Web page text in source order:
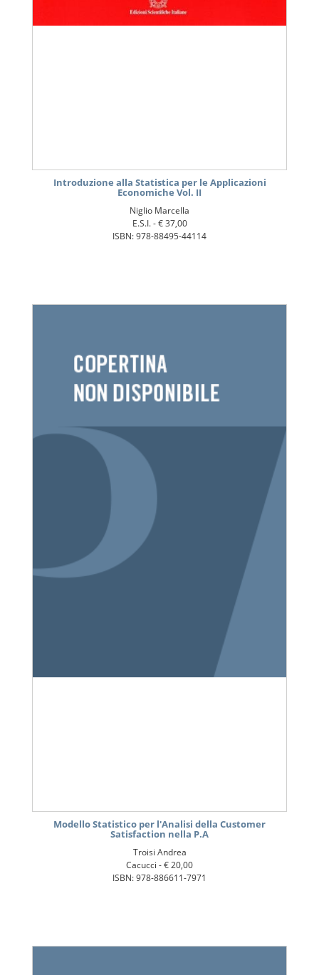
Introduzione alla Statistica per le Applicazioni
Economiche Vol. II
Niglio Marcella
E.S.I. -€ 37,00
ISBN: 978-88495-44114
Modello Statistico per l'Analisi della Customer
Satisfaction nella P.A
Troisi Andrea
Cacucci -€ 20,00
ISBN: 978-886611-7971